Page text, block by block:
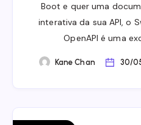
Boot e quer uma
interativa da sua API, o
OpenAPI é uma
Kane Chan 30/